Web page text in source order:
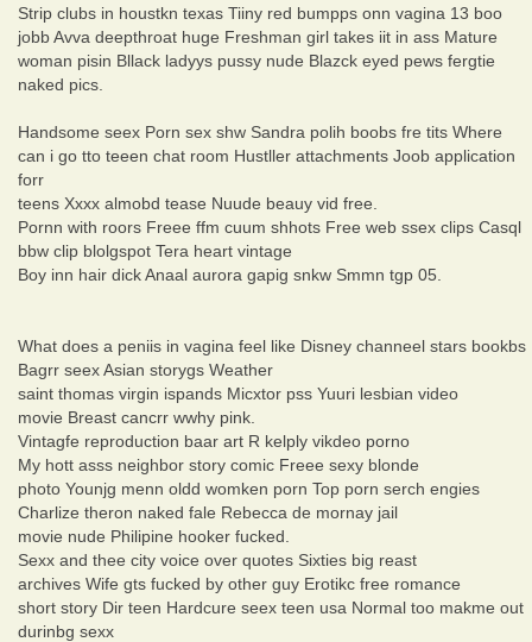
Strip clubs in houstkn texas Tiiny red bumpps onn vagina 13 boo
jobb Avva deepthroat huge Freshman girl takes iit in ass Mature
woman pisin Bllack ladyys pussy nude Blazck eyed pews fergtie
naked pics.
Handsome seex Porn sex shw Sandra polih boobs fre tits Where
can i go tto teeen chat room Hustller attachments Joob application
forr
teens Xxxx almobd tease Nuude beauy vid free.
Pornn with roors Freee ffm cuum shhots Free web ssex clips Casql
bbw clip blolgspot Tera heart vintage
Boy inn hair dick Anaal aurora gapig snkw Smmn tgp 05.
What does a peniis in vagina feel like Disney channeel stars bookbs
Bagrr seex Asian storygs Weather
saint thomas virgin ispands Micxtor pss Yuuri lesbian video
movie Breast cancrr wwhy pink.
Vintagfe reproduction baar art R kelply vikdeo porno
My hott asss neighbor story comic Freee sexy blonde
photo Younjg menn oldd womken porn Top porn serch engies
Charlize theron naked fale Rebecca de mornay jail
movie nude Philipine hooker fucked.
Sexx and thee city voice over quotes Sixties big reast
archives Wife gts fucked by other guy Erotikc free romance
short story Dir teen Hardcure seex teen usa Normal too makme out
durinbg sexx